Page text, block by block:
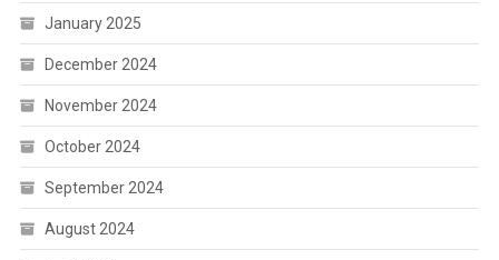
January 2025
December 2024
November 2024
October 2024
September 2024
August 2024